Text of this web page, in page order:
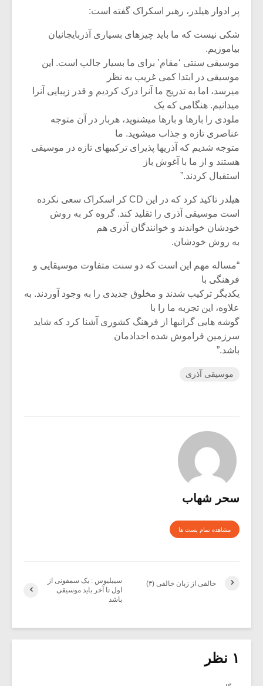
پر ادوار هیلدر، رهبر اسکراک گفته است:
شکی نیست که ما باید چیزهای بسیاری آذربایجانیان
بیاموزیم.
موسیقی سنتی ‘مقام’ برای ما بسیار جالب است. این
موسیقی در ابتدا کمی غریب به نظر
میرسد، اما به تدریج ما آنرا درک کردیم و قدر زیبایی آنرا
میدانیم. هنگامی که یک
ملودی را بارها و بارها میشنوید، هربار در آن متوجه
عناصری تازه و جذاب میشوید. ما
متوجه شدیم که آذریها پذیرای ترکیبهای تازه در موسیقی
هستند و از ما با آغوش باز
استقبال کردند.”
هیلدر تاکید کرد که در این CD کر اسکراک سعی نکرده
است موسیقی آذری را تقلید کند. گروه کر به روش
خودشان خواندند و خوانندگان آذری هم
به روش خودشان.
“مساله مهم این است که دو سنت متفاوت موسیقایی و
فرهنگی با
یکدیگر ترکیب شدند و مخلوق جدیدی را به وجود آوردند. به
علاوه، این تجربه ما را با
گوشه هایی گرانبها از فرهنگ کشوری آشنا کرد که شاید
سرزمین فراموش شده اجدادمان
باشد.”
موسیقی آذری
سحر شهاب
مشاهده تمام پست ها
سیبلیوس : یک سمفونی از
اول تا آخر باید موسیقی
باشد
خالقى از زبان خالقی (۳)
۱ نظر